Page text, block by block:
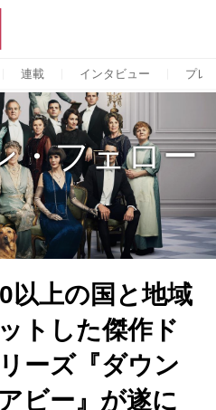
連載 インタビュー プレ
・フェロー
以上の国と地域
トした傑作ド
ーズ『ダウン
ビー』が遂に